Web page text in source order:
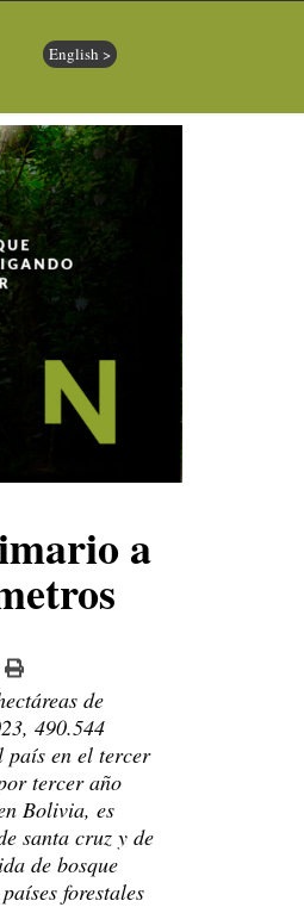
English >
a
de
490.544
país en el tercer
tercer año
Bolivia, es
santa cruz y de
de bosque
forestales